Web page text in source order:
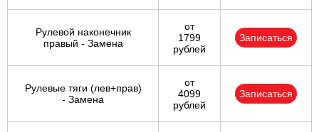
Рулевой наконечник
правый - Замена
от
1799
рублей
Записаться
Рулевые тяги (лев+прав)
- Замена
от
4099
рублей
Записаться